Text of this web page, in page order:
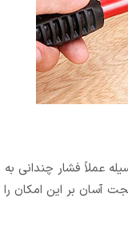
عملاً فشار چندانی
زیر آن قرار دهید. چرخش 360 نگه دارنده چرخ های گجت